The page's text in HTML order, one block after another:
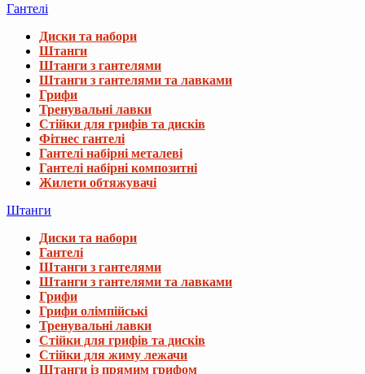
Гантелі
Диски та набори
Штанги
Штанги з гантелями
Штанги з гантелями та лавками
Грифи
Тренувальні лавки
Стійки для грифів та дисків
Фітнес гантелі
Гантелі набірні металеві
Гантелі набірні композитні
Жилети обтяжувачі
Штанги
Диски та набори
Гантелі
Штанги з гантелями
Штанги з гантелями та лавками
Грифи
Грифи олімпійські
Тренувальні лавки
Стійки для грифів та дисків
Стійки для жиму лежачи
Штанги із прямим грифом